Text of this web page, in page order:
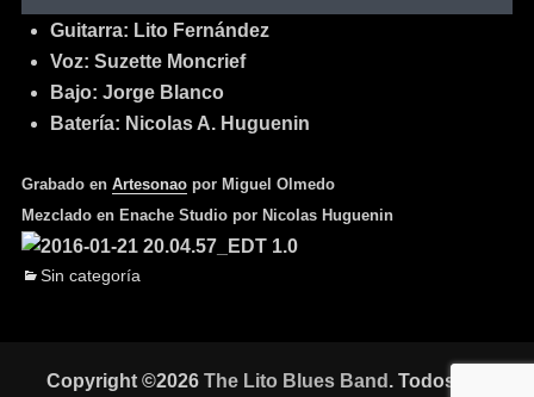
Guitarra: Lito Fernández
Voz: Suzette Moncrief
Bajo: Jorge Blanco
Batería: Nicolas A. Huguenin
Grabado en Artesonaopor Miguel Olmedo
Mezclado en Enache Studio por Nicolas Huguenin
Sin categoría
Copyright ©2026 The Lito Blues Band . Todos los